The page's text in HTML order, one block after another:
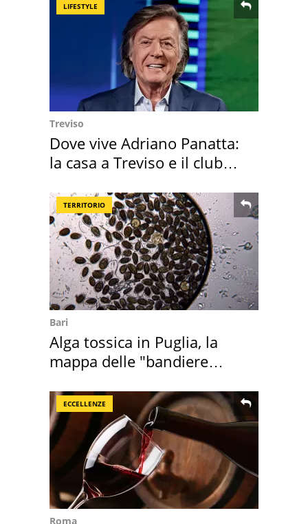
LIFESTYLE
Treviso
Dove vive Adriano Panatta:
la casa a Treviso e il club
TERRITORIO
Bari
Alga tossica in Puglia, la
mappa delle "bandiere
ECCELLENZE
Roma